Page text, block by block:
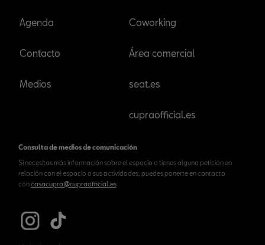
Agenda
Contacto
Medios
Coworking
Área comercial
seat.es
cupraofficial.es
Consulta de medios de comunicación
Si necesitas más información sobre el espacio o tienes alguna petición en
relación con el espacio o sus actividades, puedes ponerte en contacto
concasacupra@cupraofficial.es